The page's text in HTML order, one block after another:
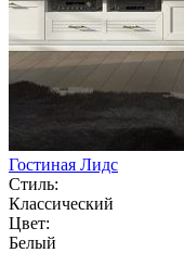
Гостиная Лидс
Стиль:
Классический
Цвет:
Белый